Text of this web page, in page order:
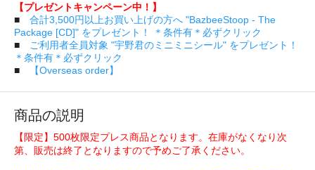
【プレゼントキャンペーン中！】
■ 合計3,500円以上お買い上げの方へ "BazbeeStoop - The
Package [CD]" をプレゼント！ ＊条件有＊必ずクリック
■
ご利用者全員対象 "宇野君のミニミニシール" をプレゼント！
＊条件有＊必ずクリック
■
【Overseas order】
商品の説明
【限定】500枚限定プレス商品となります。在庫がなくなり次
第、販売は終了となりますので予めご了承ください。